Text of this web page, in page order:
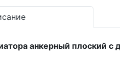
анкерный плоский